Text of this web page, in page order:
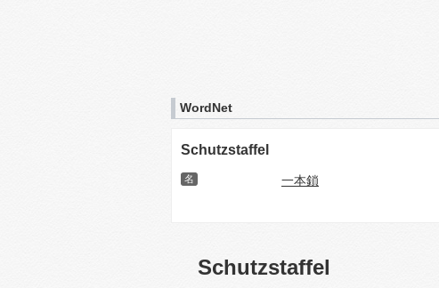
WordNet
Schutzstaffel
名 一本鎖
Schutzstaffel